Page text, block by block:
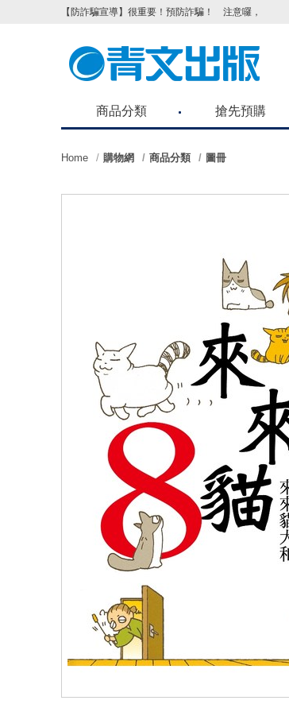
【防詐騙宣導】很重要！預防詐騙！ 注意囉，不要
商品分類 搶先預購
Home 購物網 商品分類 圖冊